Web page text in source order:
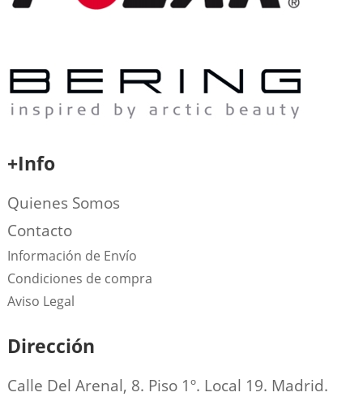
+Info
Quienes Somos
Contacto
Información de Envío
Condiciones de compra
Aviso Legal
Dirección
Calle Del Arenal, 8. Piso 1º. Local 19. Madrid.